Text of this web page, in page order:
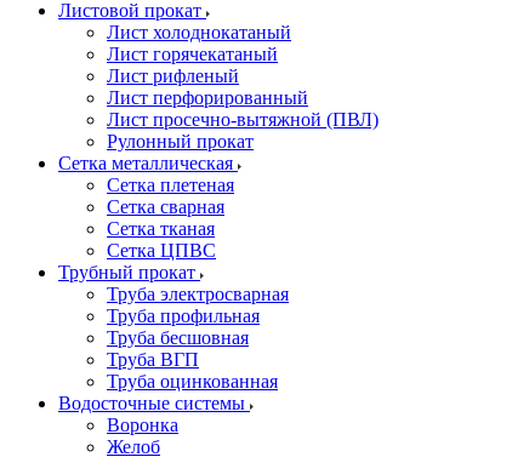
Листовой прокат
Лист холоднокатаный
Лист горячекатаный
Лист рифленый
Лист перфорированный
Лист просечно-вытяжной (ПВЛ)
Рулонный прокат
Сетка металлическая
Сетка плетеная
Сетка сварная
Сетка тканая
Сетка ЦПВС
Трубный прокат
Труба электросварная
Труба профильная
Труба бесшовная
Труба ВГП
Труба оцинкованная
Водосточные системы
Воронка
Желоб